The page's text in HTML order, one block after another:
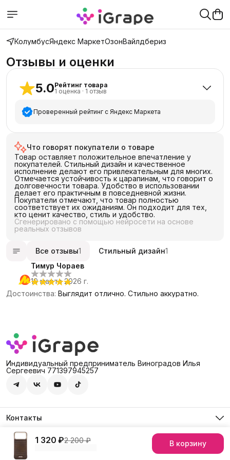
КолумбусЯндекс МаркетОзонВайлдбериз
Отзывы и оценки
5.0Рейтинг товара
1 оценка · 1 отзыв
Проверенный рейтинг с Яндекс Маркета
4 звезды
3 звезды
2 звезды
0
1 звезда
Что говорят покупатели о товаре
Товар оставляет положительное впечатление у
покупателей. Стильный дизайн и качественное
исполнение делают его привлекательным для многих.
Отмечается устойчивость к царапинам, что говорит о
долговечности товара. Удобство в использовании
делает его практичным в повседневной жизни.
Покупатели отмечают, что товар полностью
соответствует их ожиданиям. Он подходит для тех,
кто ценит качество, стиль и удобство.
Сгенерировано с помощью нейросети на основе
реальных отзывов
Все отзывы1 Стильный дизайн1
Тимур Чораев
19 марта 2026 г.
Достоинства: Выглядит отлично. Стильно аккуратно.
1 320 ₽2 200 ₽ В корзину
Индивидуальный предприниматель Виноградов Илья
Сергеевич 771397945257
Контакты
Адрес
Россия, 127474, Москва, г. Москва, ул. Дмитровское шоссе,
8 (903) 290-03-88
© iGrape Group 2026Оплата Правила возврата